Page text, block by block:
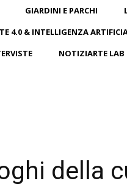
GIARDINI E PARCHI
4.0 & INTELLIGENZA
NOTIZIARTE
della